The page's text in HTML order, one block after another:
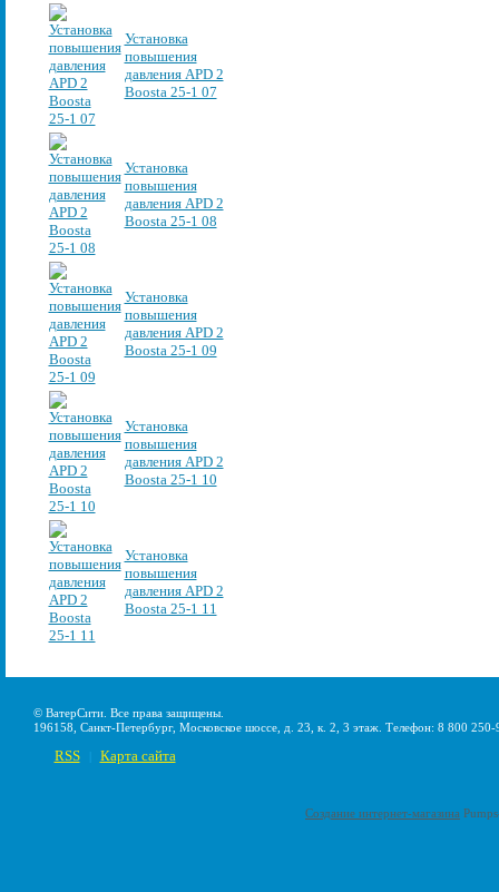
Установка
повышения
давления APD 2
Boosta 25-1 07
Установка
повышения
давления APD 2
Boosta 25-1 08
Установка
повышения
давления APD 2
Boosta 25-1 09
Установка
повышения
давления APD 2
Boosta 25-1 10
Установка
повышения
давления APD 2
Boosta 25-1 11
© ВатерСити. Все права защищены.
196158, Санкт-Петербург, Московское шоссе, д. 23, к. 2, 3 этаж. Телефон: 8 800
RSS Карта сайта
Создание интернет-магазина